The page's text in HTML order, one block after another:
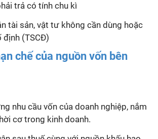
trả có tính chu kì
tài sản, vật tư không cần dùng hoặc
định (TSCĐ)
chế của nguồn vốn bên
nhu cầu vốn của doanh nghiệp, nắm
cơ trong kinh doanh.